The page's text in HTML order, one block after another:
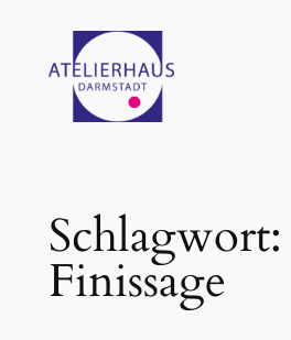
springen
Schlagwort:
Finissage